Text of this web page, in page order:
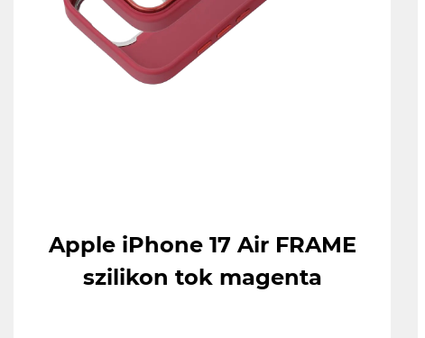
Apple iPhone 17 Air FRAME
szilikon tok magenta